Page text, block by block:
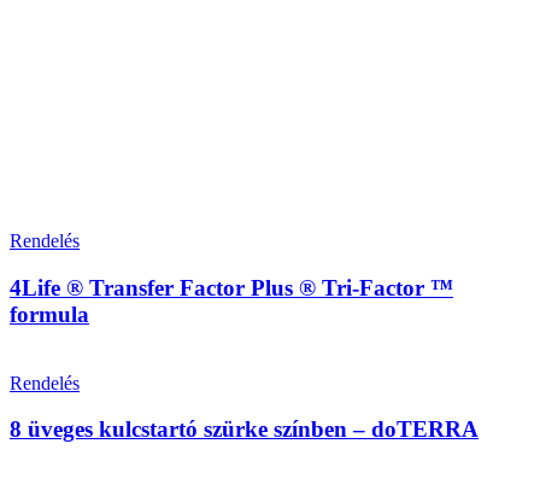
Rendelés
4Life ® Transfer Factor Plus ® Tri-Factor ™
formula
Rendelés
8 üveges kulcstartó szürke színben – doTERRA